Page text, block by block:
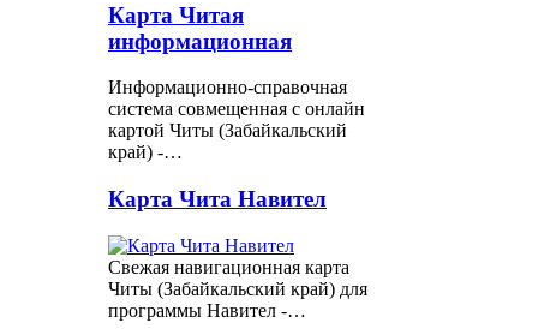
Карта Читая
информационная
Информационно-справочная
система совмещенная с онлайн
картой Читы (Забайкальский
край) -…
Карта Чита Навител
Свежая навигационная карта
Читы (Забайкальский край) для
программы Навител -…